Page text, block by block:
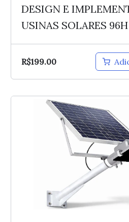
DESIGN E
USINAS SOLARES 96H
R$199.00